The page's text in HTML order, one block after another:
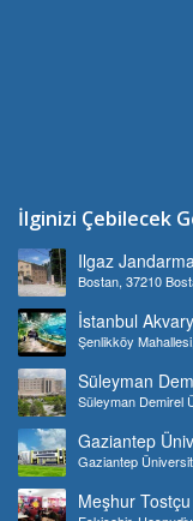
İlginizi Çebilecek
Ilgaz
Bostan, 37210
İstanbul
Şenlikköy
Süleyman
Süleyman Demirel
Gaziantep
Gaziantep
Meşhur